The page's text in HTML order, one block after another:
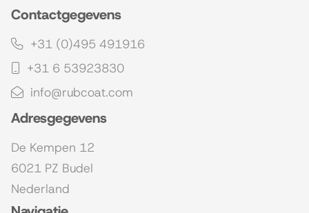
Contactgegevens
+31 (0)495 491916
+31 6 53923830
info@rubcoat.com
Adresgegevens
De Kempen 12
6021 PZ Budel
Nederland